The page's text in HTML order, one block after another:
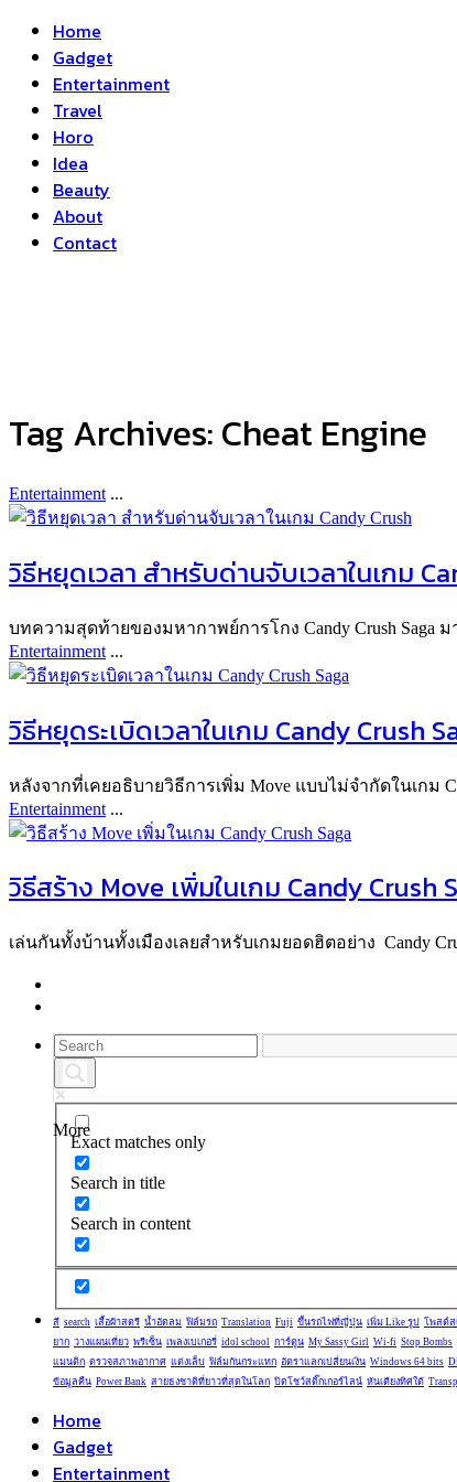
Home
Gadget
Entertainment
Travel
Horo
Idea
Beauty
About
Contact
Tag Archives:Cheat Engine
Entertainment ...
วิธีหยุดเวลา สำหรับด่านจับเวลาในเกม
บทความสุดท้ายของมหากาพย์การโกง Candy Crush
Entertainment ...
วิธีหยุดระเบิดเวลาในเกม Candy Crush
หลังจากที่เคยอธิบายวิธีการเพิ่ม Move แบบไม่จำกัดในเกม
Entertainment ...
วิธีสร้าง Move เพิ่มในเกม Candy Crush
เล่นกันทั้งบ้านทั้งเมืองเลยสำหรับเกมยอดฮิตอย่าง Candy
More
Exact matches only
Search in title
Search in content
สี search เสื้อผ้าสตรี น้ำอัดลม ฟิล์มรถ Translation Fuji ขึ้นรถไฟที่ญี่ปุ่น เพิ่ม Like รูป โพสต์ส
ยาก วางแผนเที่ยว พรีเซ็น เพลงเบเกอรี่ idol school การ์ตูน My Sassy Girl Wi-fi Stop Bombs
แมนติก ตรวจสภาพอากาศ แต่งเล็บ ฟิล์มกันกระแทก อัตราแลกเปลี่ยนเงิน Windows 64 bits
ข้อมูลคืน Power Bank สายธงชาติที่ยาวที่สุดในโลก ปิดโชว์สติ๊กเกอร์ไลน์ หันเตียงทิศใต้
Home
Gadget
Entertainment